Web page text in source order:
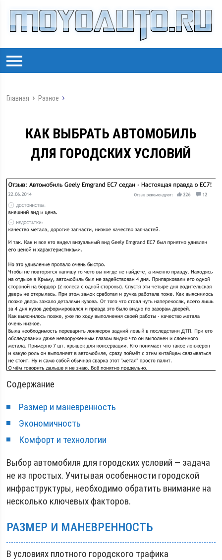
Главная Разное
КАК ВЫБРАТЬ АВТОМОБИЛЬ
ДЛЯ ГОРОДСКИХ УСЛОВИЙ
Содержание
Размер и маневренность
Экономичность
Комфорт и технологии
Выбор автомобиля для городских условий — задача
не из простых. Учитывая особенности городской
инфраструктуры, необходимо обратить внимание на
несколько ключевых факторов.
РАЗМЕР И МАНЕВРЕННОСТЬ
В условиях плотного городского трафика